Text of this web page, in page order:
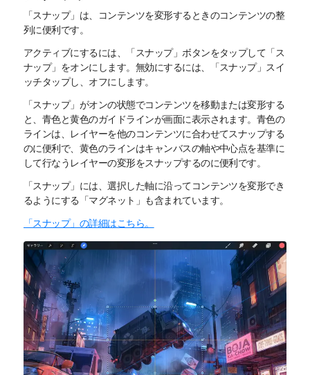
「スナップ」は、コンテンツを変形するときのコンテンツの整
列に便利です。
アクティブにするには、「スナップ」ボタンをタップして「ス
ナップ」をオンにします。無効にするには、「スナップ」スイ
ッチタップし、オフにします。
「スナップ」がオンの状態でコンテンツを移動または変形する
と、青色と黄色のガイドラインが画面に表示されます。青色の
ラインは、レイヤーを他のコンテンツに合わせてスナップする
のに便利で、黄色のラインはキャンバスの軸や中心点を基準に
して行なうレイヤーの変形をスナップするのに便利です。
「スナップ」には、選択した軸に沿ってコンテンツを変形でき
るようにする「マグネット」も含まれています。
「スナップ」の詳細はこちら。